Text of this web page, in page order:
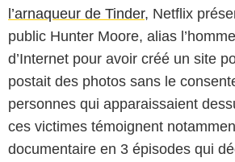
l’arnaqueur de Tinder, Netflix
public Hunter Moore, alias
d’Internet pour avoir créé un site
postait des photos sans le
personnes qui apparaissaient
ces victimes témoignent
documentaire en 3 épisodes qui